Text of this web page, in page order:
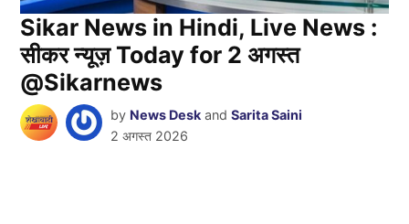
Sikar News in Hindi, Live News :
सीकर न्यूज़ Today for 2 अगस्त
@Sikarnews
by News Desk andSarita Saini
2 अगस्त 2026